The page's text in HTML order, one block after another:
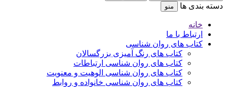
دسته بندی ها منو
خانه
ارتباط با ما
کتاب های روان شناسی
کتاب های رنگ آمیزی بزرگسالان
کتاب های روان شناسی ارتباطات
کتاب های روان شناسی الوهیت و معنویت
کتاب های روان شناسی خانواده و روابط